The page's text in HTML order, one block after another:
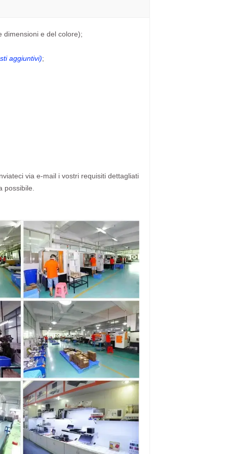
dimensioni e del colore);
aggiuntivi);
via e-mail i vostri requisiti dettagliati
possibile.